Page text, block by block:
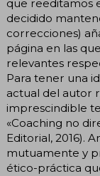
que reeditamos
decidido
correcciones)
página en las
relevantes
Para tener una
actual del autor
imprescindible
«Coaching no
Editorial, 2016).
mutuamente y
ético-práctica